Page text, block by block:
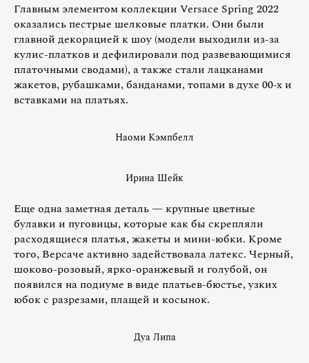
Главным элементом коллекции Versace Spring 2022
оказались пестрые шелковые платки. Они были
главной декорацией к шоу (модели выходили из-за
кулис-платков и дефилировали под развевающимися
платочными сводами), а также стали лацканами
жакетов, рубашками, банданами, топами в духе 00-х и
вставками на платьях.
Наоми Кэмпбелл
Ирина Шейк
Еще одна заметная деталь — крупные цветные
булавки и пуговицы, которые как бы скрепляли
расходящиеся платья, жакеты и мини-юбки. Кроме
того, Версаче активно задействовала латекс. Черный,
шоково-розовый, ярко-оранжевый и голубой, он
появился на подиуме в виде платьев-бюстье, узких
юбок с разрезами, плащей и косынок.
Дуа Липа